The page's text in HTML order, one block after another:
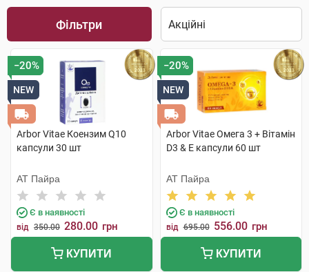
Фільтри
−20%
NEW
Arbor Vitae Коензим Q10
капсули 30 шт
АТ Пайра
Є в наявності
від 350.00 280.00 грн
КУПИТИ
−20%
NEW
Arbor Vitae Омега 3 + Вітамін
D3 & Е капсули 60 шт
АТ Пайра
Є в наявності
від 695.00 556.00 грн
КУПИТИ